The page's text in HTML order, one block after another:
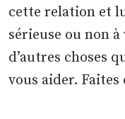
cette relation et
sérieuse ou non
d’autres choses
vous aider.